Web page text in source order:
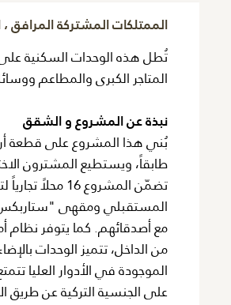
الممتلكات المشتركة المرافق
تُطل هذه الوحدات السكنية على
المتاجر الكبرى والمطاعم
نبذة عن المشروع و الشقق
طابقاً، ويستطيع المشترون
تضمّن
المستقبلي ومقهى "ستاربكس".
مع أصدقائهم. كما يتوفر نظام أمني على مدار 24
من الداخل، تتميز الوحدات
الموجودة في الأدوار العليا
على الجنسية التركية عن طريق